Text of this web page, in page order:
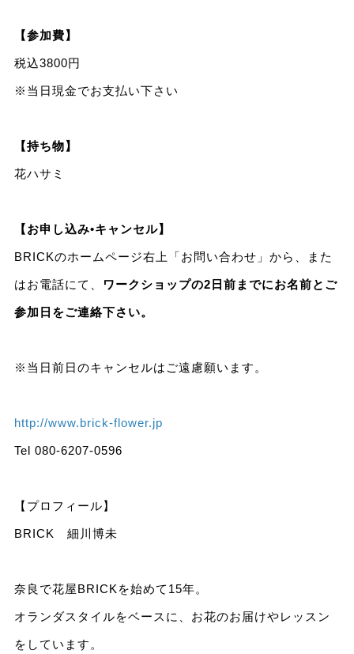
【参加費】
税込3800円
※当日現金でお支払い下さい
【持ち物】
花ハサミ
【お申し込み•キャンセル】
BRICKのホームページ右上「お問い合わせ」から、また
はお電話にて、 ワークショップの2日前までにお名前とご
参加日をご連絡下さい。
※当日前日のキャンセルはご遠慮願います。
http://www.brick-flower.jp
Tel 080-6207-0596
【プロフィール】
BRICK 細川博未
奈良で花屋BRICKを始めて15年。
オランダスタイルをベースに、お花のお届けやレッスン
をしています。